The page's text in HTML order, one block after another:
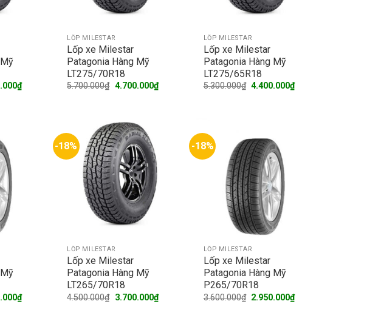
₫Current
price
LỐP MILESTAR
Lốp xe Milestar
Patagonia Hàng Mỹ
LT275/70R18
5.700.000₫ Original
4.700.000₫Current
price
LỐP MILESTAR
Lốp xe Milestar
Patagonia Hàng Mỹ
LT275/65R18
5.300.000₫ Original
4.400.000₫Current
price
₫Current
price
-18%
LỐP MILESTAR
Lốp xe Milestar
Patagonia Hàng Mỹ
LT265/70R18
4.500.000₫ Original
3.700.000₫Current
price
-18%
LỐP MILESTAR
Lốp xe Milestar
Patagonia Hàng Mỹ
P265/70R18
3.600.000₫ Original
2.950.000₫Current
price